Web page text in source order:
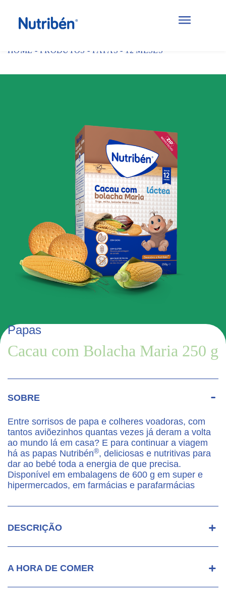
HOME - PRODUTOS - PAPAS - 12 MESES
Papas
Cacau com Bolacha Maria 250 g
SOBRE
Entre sorrisos de papa e colheres voadoras, com
tantos aviõezinhos quantas vezes já deram a volta
ao mundo lá em casa? E para continuar a viagem
há as papas Nutribén®, deliciosas e nutritivas para
dar ao bebé toda a energia de que precisa.
Disponível em embalagens de 600 g em super e
hipermercados, em farmácias e parafarmácias
DESCRIÇÃO
A HORA DE COMER